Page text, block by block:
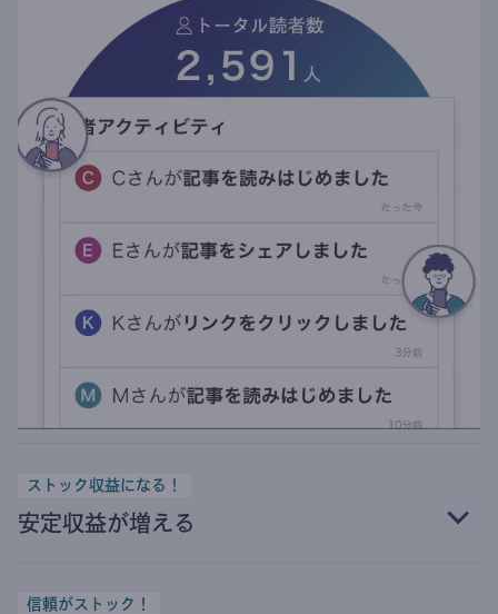
ストック収益になる！
安定収益が増える
信頼がストック！